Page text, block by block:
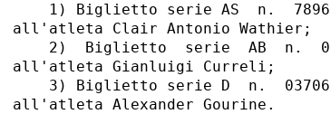
1) Biglietto serie AS  n.
all'atleta Clair Antonio Wathier;
2)  Biglietto  serie  AB  n.
all'atleta Gianluigi Curreli;
3) Biglietto serie D  n.
all'atleta Alexander Gourine.